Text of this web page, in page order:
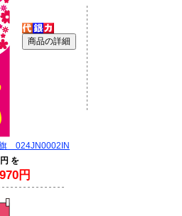
024JN0002IN
を
円